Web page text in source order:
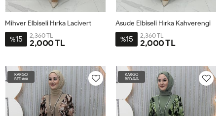
XL-
44-
46-
48
2XL-
50-
52
3XL-
54-
56
4XL-
58-
60
Mihver Elbiseli Hırka Lacivert
%15 2,360 TL
2,000 TL
XL-
44-
46-
48
2XL-
50-
52
3XL-
54-
56
4XL-
58-
60
Asude Elbiseli Hırka Kahverengi
%15 2,360 TL
2,000 TL
KARGO
BEDAVA
KARGO
BEDAVA